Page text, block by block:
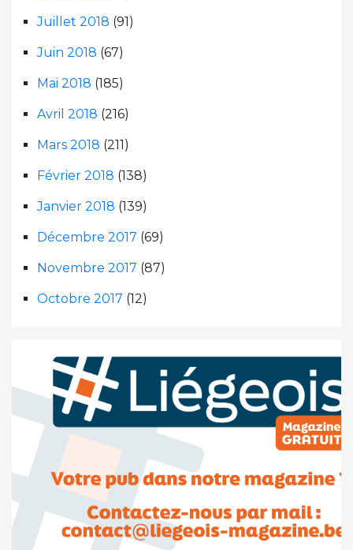
Juillet 2018 (91)
Juin 2018 (67)
Mai 2018 (185)
Avril 2018 (216)
Mars 2018 (211)
Février 2018 (138)
Janvier 2018 (139)
Décembre 2017 (69)
Novembre 2017 (87)
Octobre 2017 (12)